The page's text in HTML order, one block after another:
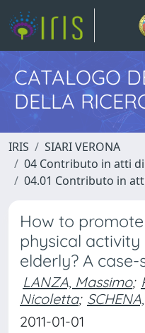
CATALOGO
DELLA
IRIS
SIARI VERONA
04 Contributo in atti
04.01 Contributo in
How to
physical
elderly? A case-
LANZA, Massimo;
Nicoletta;
2011-01-01